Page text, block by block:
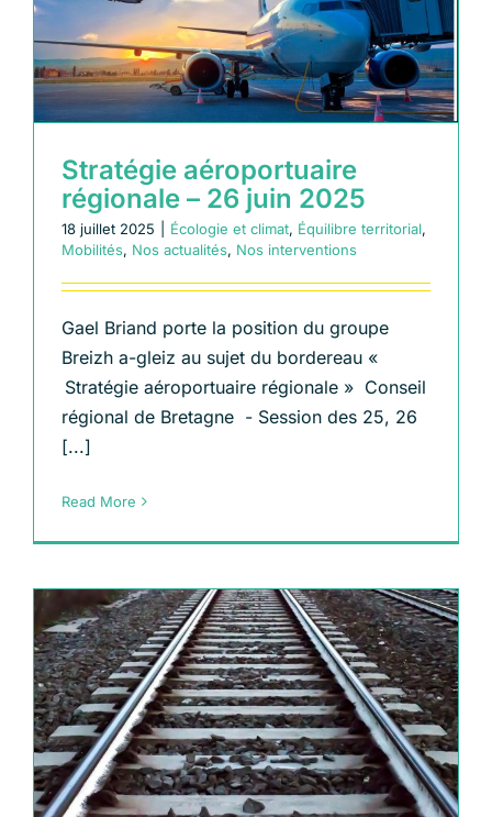
Échangeons
Stratégie aéroportuaire
régionale – 26 juin 2025
18 juillet 2025 Écologie et climat, Équilibre territorial,
Mobilités, Nos actualités, Nos interventions
Gael Briand porte la position du groupe
Breizh a-gleiz au sujet du bordereau «
Stratégie aéroportuaire régionale » Conseil
régional de Bretagne - Session des 25, 26
[...]
Read More